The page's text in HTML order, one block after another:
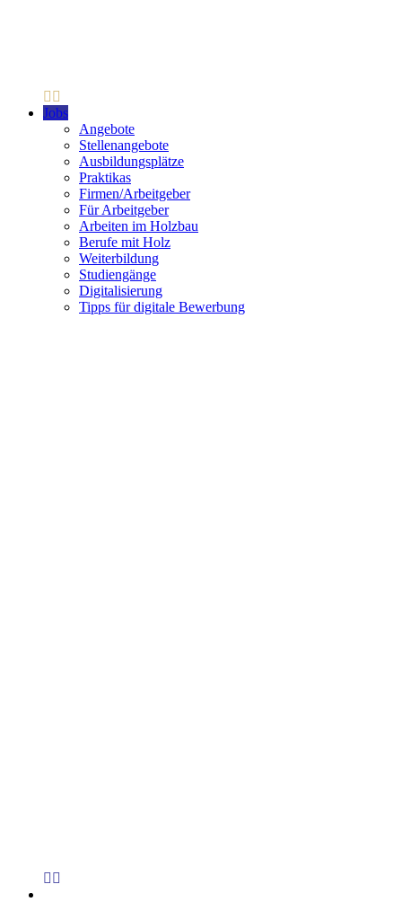
Jobs
Angebote
Stellenangebote
Ausbildungsplätze
Praktikas
Firmen/Arbeitgeber
Für Arbeitgeber
Arbeiten im Holzbau
Berufe mit Holz
Weiterbildung
Studiengänge
Digitalisierung
Tipps für digitale Bewerbung